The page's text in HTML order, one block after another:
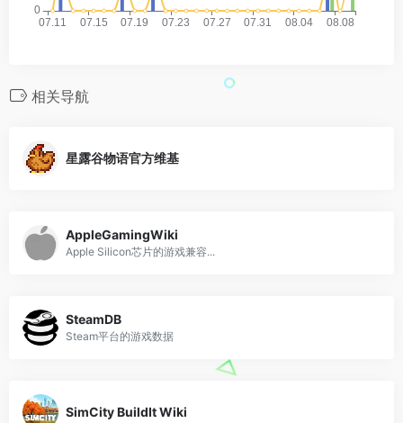
相关导航
星露谷物语官方维基
AppleGamingWiki
Apple Silicon芯片的游戏兼容...
SteamDB
Steam平台的游戏数据
SimCity BuildIt Wiki